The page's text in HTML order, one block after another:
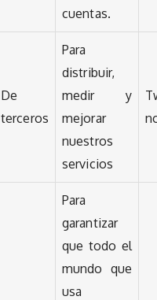
cuentas.
De
terceros
Para
distribuir,
medir y
mejorar
nuestros
servicios
Para
garantizar
que todo el
mundo que
usa